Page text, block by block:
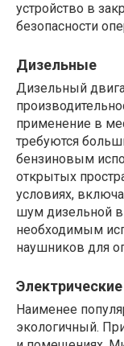
устройство в
безопасности
Дизельные
Дизельный
применение в
требуются
бензиновым
открытых
условиях,
шум дизельной
необходимым
наушников для
Электрические
Наименее
экологичный.